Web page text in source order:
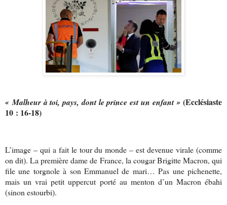
« Malheur à toi, pays, dont le prince est un enfant » (Ecclésiaste
10 : 16-18)
L’image – qui a fait le tour du monde – est devenue virale (comme
on dit). La première dame de France, la cougar Brigitte Macron, qui
file une torgnole à son Emmanuel de mari… Pas une pichenette,
mais un vrai petit uppercut porté au menton d’un Macron ébahi
(sinon estourbi).